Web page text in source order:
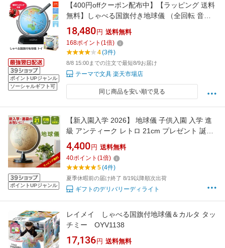
ポイントUPジャンル
ソーシャルギフト可
【400円offクーポン配布中】【ラッピング 送料
無料】しゃべる国旗付き地球儀 （全回転 音声
機能付き）OYV403 地球儀 レイメイ藤井 25cm
球 音声機能 国旗 国名 日/英表記 しゃべる地球
儀 英語 タッチペン 行政タイプ ラッピング 小学
18,480 円 送料無料
168ポイント (1倍)
4(3件)
8/8 15:00までの注文で最短8/9お届け
テーマで文具 楽天市場店
同じ商品を安い順で見る
ポイントUPジャンル
【新入園入学 2026】 地球儀 子供入園 入学 進
級 アンティーク レトロ 21cm プレゼント 誕生
日 SHOWAGLOBES 行政 6000万分の1 ラッピ
ング 小学生 中学生 高校生 インテリア おもちゃ
知育 世界地図 贈り物 学生 勉強 学習 ギフト 入
4,400 円 送料無料
40ポイント (1倍)
5(4件)
夏季休暇前の届け終了 8/19以降順次出荷
ギフトのデリバリーディライト
レイメイ しゃべる国旗付地球儀＆カルタ タッ
チミー OYV1138
17,136 円 送料無料